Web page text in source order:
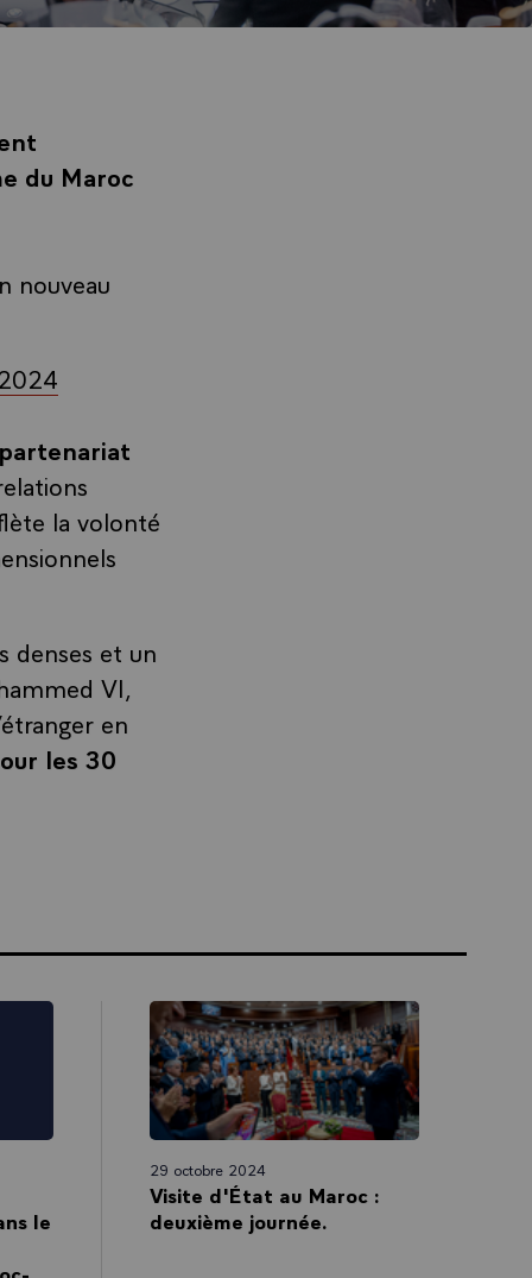
du Maroc
nouveau
la volonté
denses et un
VI,
en
les 30
le
29 octobre 2024
Visite d'État au Maroc :
deuxième journée.